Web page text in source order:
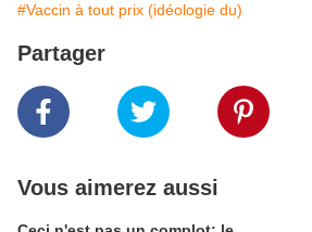
#Vaccin à tout prix (idéologie du)
Partager
Vous aimerez aussi